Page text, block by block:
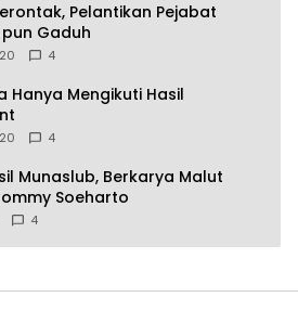
Pelantikan Pejabat
Gaduh
4
Hanya Mengikuti Hasil
4
Munaslub, Berkarya Malut
Soeharto
4